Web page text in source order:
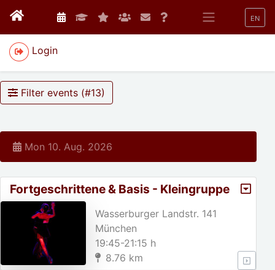
EN
Login
Filter events (#13)
Mon 10. Aug. 2026
Fortgeschrittene & Basis - Kleingruppe
Wasserburger Landstr. 141
München
19:45-21:15 h
8.76 km